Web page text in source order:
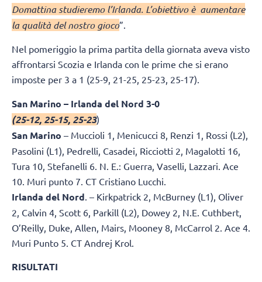
Domattina studieremo l’Irlanda. L’obiettivo è aumentare
la qualità del nostro gioco”.
Nel pomeriggio la prima partita della giornata aveva visto
affrontarsi Scozia e Irlanda con le prime che si erano
imposte per 3 a 1 (25-9, 21-25, 25-23, 25-17).
San Marino – Irlanda del Nord 3-0
(25-12, 25-15, 25-23)
San Marino – Muccioli 1, Menicucci 8, Renzi 1, Rossi (L2),
Pasolini (L1), Pedrelli, Casadei, Ricciotti 2, Magalotti 16,
Tura 10, Stefanelli 6. N. E.: Guerra, Vaselli, Lazzari. Ace
10. Muri punto 7. CT Cristiano Lucchi.
Irlanda del Nord . – Kirkpatrick 2, McBurney (L1), Oliver
2, Calvin 4, Scott 6, Parkill (L2), Dowey 2, N.E. Cuthbert,
O’Reilly, Duke, Allen, Mairs, Mooney 8, McCarrol 2. Ace 4.
Muri Punto 5. CT Andrej Krol.
RISULTATI